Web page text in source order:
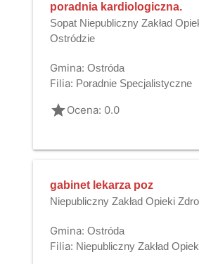
poradnia kardiologiczna.
Sopat Niepubliczny Zakład
Ostródzie
Gmina: Ostróda
Filia: Poradnie Specjalistyczne
gradeOcena: 0.0
gabinet lekarza poz
Niepubliczny Zakład Opieki
Gmina: Ostróda
Filia: Niepubliczny Zakład